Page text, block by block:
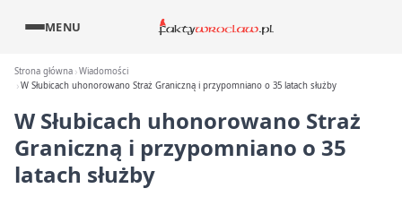
MENU
Strona główna Wiadomości
W Słubicach uhonorowano Straż Graniczną i przypomniano o 35 latach służby
W Słubicach uhonorowano Straż
Graniczną i przypomniano o 35
latach służby